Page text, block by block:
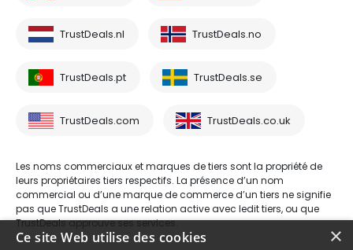
TrustDeals.nl TrustDeals.no
TrustDeals.pt TrustDeals.se
TrustDeals.com TrustDeals.co.uk
Les noms commerciaux et marques de tiers sont la propriété de
leurs propriétaires tiers respectifs. La présence d’un nom
commercial ou d’une marque de commerce d’un tiers ne signifie
pas que TrustDeals a une relation active avec ledit tiers, ou que
TrustDeals approuve ses services.
×
Ce site Web utilise des cookies